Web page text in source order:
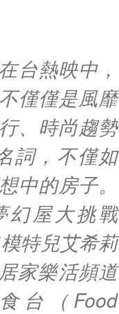
台熱映中，
僅僅是風靡
、時尚趨勢
詞，不僅如
中的房子。
幻屋大挑戰
特兒艾希莉
家樂活頻道
台（Food